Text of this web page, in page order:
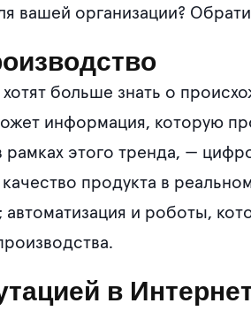
вашей организации?
больше знать о
информация, которую
этого тренда, —
продукта в
и роботы,
в